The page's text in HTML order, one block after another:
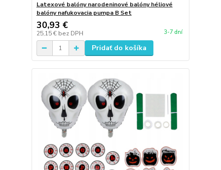
Latexové balóny narodeninové balóny héliové
balóny nafukovacia pumpa B Set
30,93 €
25,15 € bez DPH 3-7 dní
Pridať do košíka